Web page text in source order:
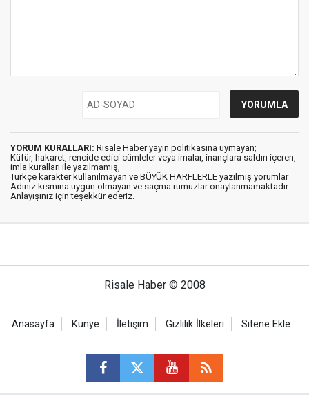
YORUM KURALLARI: Risale Haber yayın politikasına uymayan;
Küfür, hakaret, rencide edici cümleler veya imalar, inançlara saldırı içeren,
imla kuralları ile yazılmamış,
Türkçe karakter kullanılmayan ve BÜYÜK HARFLERLE yazılmış yorumlar
Adınız kısmına uygun olmayan ve saçma rumuzlar onaylanmamaktadır.
Anlayışınız için teşekkür ederiz.
Risale Haber © 2008
Anasayfa Künye İletişim Gizlilik İlkeleri Sitene Ekle